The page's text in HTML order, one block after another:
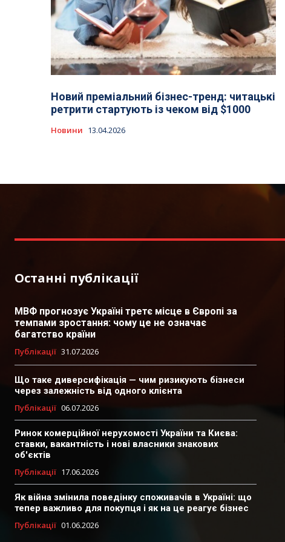
Новий преміальний бізнес-тренд: читацькі
ретрити стартують із чеком від $1000
Новини 13.04.2026
Останні публікації
МВФ прогнозує Україні третє місце в Європі за
темпами зростання: чому це не означає
багатство країни
Публікації 31.07.2026
Що таке диверсифікація — чим ризикують бізнеси
через залежність від одного клієнта
Публікації 06.07.2026
Ринок комерційної нерухомості України та Києва:
ставки, вакантність і нові власники знакових
об'єктів
Публікації 17.06.2026
Як війна змінила поведінку споживачів в Україні: що
тепер важливо для покупця і як на це реагує бізнес
Публікації 01.06.2026